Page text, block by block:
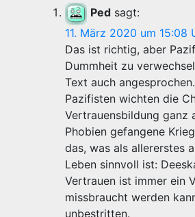
Ped sagt:
11. März 2020 um 15:08
Das ist richtig, aber
Dummheit zu
Text auch angesprochen.
Pazifisten wichten die
Vertrauensbildung ganz
Phobien gefangene
das, was als allererstes
Leben sinnvoll ist:
Vertrauen ist immer ein
missbraucht werden
unbestritten.